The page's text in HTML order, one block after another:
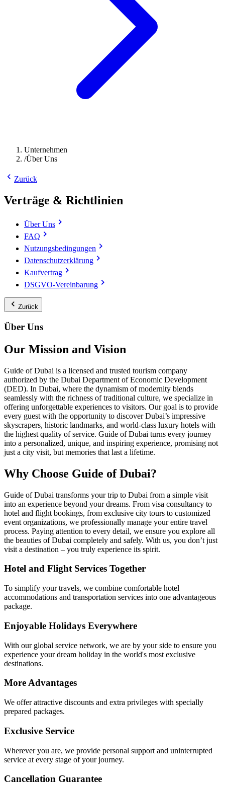
Unternehmen
/Über Uns
Zurück
Verträge & Richtlinien
Über Uns
FAQ
Nutzungsbedingungen
Datenschutzerklärung
Kaufvertrag
DSGVO-Vereinbarung
Zurück
Über Uns
Our Mission and Vision
Guide of Dubai is a licensed and trusted tourism company
authorized by the Dubai Department of Economic Development
(DED). In Dubai, where the dynamism of modernity blends
seamlessly with the richness of traditional culture, we specialize in
offering unforgettable experiences to visitors. Our goal is to provide
every guest with the opportunity to discover Dubai’s impressive
skyscrapers, historic landmarks, and world-class luxury hotels with
the highest quality of service. Guide of Dubai turns every journey
into a personalized, unique, and inspiring experience, promising not
just a city visit, but memories that last a lifetime.
Why Choose Guide of Dubai?
Guide of Dubai transforms your trip to Dubai from a simple visit
into an experience beyond your dreams. From visa consultancy to
hotel and flight bookings, from exclusive city tours to customized
event organizations, we professionally manage your entire travel
process. Paying attention to every detail, we ensure you explore all
the beauties of Dubai completely and safely. With us, you don’t just
visit a destination – you truly experience its spirit.
Hotel and Flight Services Together
To simplify your travels, we combine comfortable hotel
accommodations and transportation services into one advantageous
package.
Enjoyable Holidays Everywhere
With our global service network, we are by your side to ensure you
experience your dream holiday in the world's most exclusive
destinations.
More Advantages
We offer attractive discounts and extra privileges with specially
prepared packages.
Exclusive Service
Wherever you are, we provide personal support and uninterrupted
service at every stage of your journey.
Cancellation Guarantee